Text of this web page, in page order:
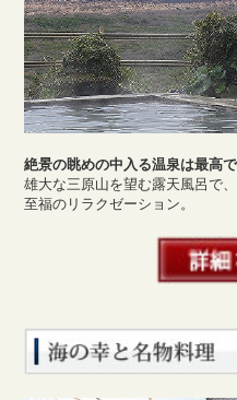
絶景の眺めの中入る温泉は最高で
雄大な三原山を望む露天風呂で
至福のリラクゼーション。